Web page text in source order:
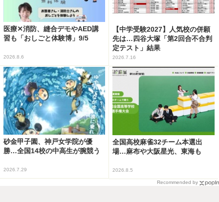
医療✕消防、縫合デモやAED講
習も「おしごと体験博」9/5
2026.8.6
【中学受験2027】人気校の併願
先は…四谷大塚「第2回合不合判
定テスト」結果
2026.7.16
砂金甲子園、神戸女学院が優
勝…全国14校の中高生が腕競う
2026.7.29
全国高校麻雀32チーム本選出
場…麻布や大阪星光、東海も
2026.8.5
Recommended by